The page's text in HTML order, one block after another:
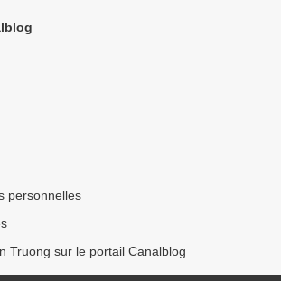
personnelles
Truong sur le portail Canalblog